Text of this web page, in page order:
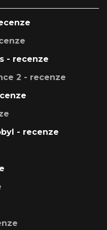
- recenze
2 - recenze
- recenze